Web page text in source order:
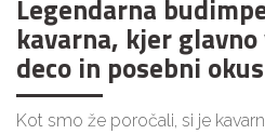
Legendarna
kavarna, kjer
deco in posebni
Kot smo že poročali, si je